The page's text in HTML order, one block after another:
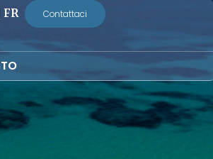
FR Contattaci